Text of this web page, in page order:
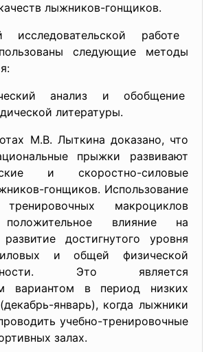
лыжников-гонщиков.
работе
следующие методы
анализ и обобщение
литературы.
М.В. Лыткина доказано, что
прыжки развивают
и скоростно-силовые
гонщиков. Использование
макроциклов
положительное влияние на
достигнутого уровня
и общей физической
Это является
вариантом в период низких
январь), когда лыжники
учебно-тренировочные
залах.